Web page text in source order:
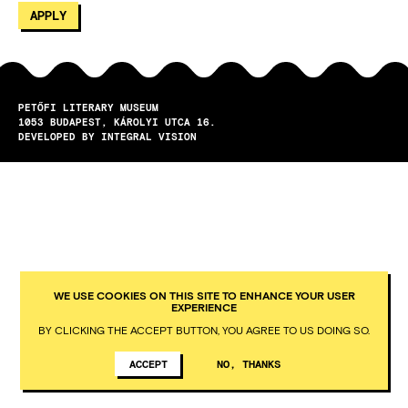
PETŐFI LITERARY MUSEUM
1053
BUDAPEST
KÁROLYI UTCA 16.
DEVELOPED BY INTEGRAL VISION
WE USE COOKIES ON THIS SITE TO ENHANCE YOUR USER
EXPERIENCE
BY CLICKING THE ACCEPT BUTTON, YOU AGREE TO US DOING SO.
ACCEPT NO, THANKS